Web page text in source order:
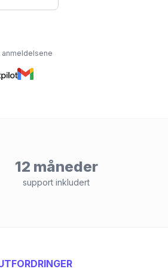
anmeldelsene
12 måneder
support inkludert